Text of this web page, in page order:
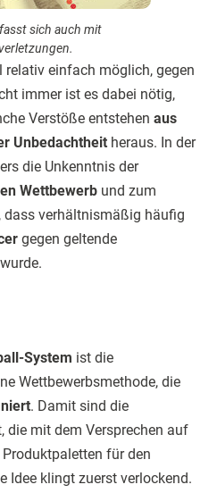
sich auch mit
einfach möglich, gegen
immer ist es dabei nötig,
Verstöße entstehen aus
Unbedachtheit heraus. In der
die Unkenntnis der
Wettbewerb und zum
dass verhältnismäßig häufig
gegen geltende
System ist die
Wettbewerbsmethode, die
. Damit sind die
die mit dem Versprechen auf
Produktpaletten für den
Idee klingt zuerst verlockend.